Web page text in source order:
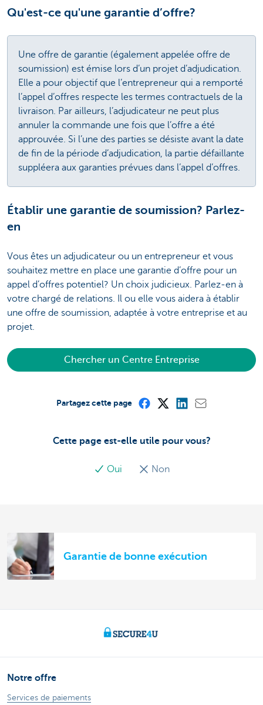
Qu'est-ce qu'une garantie d’offre?
Une offre de garantie (également appelée offre de
soumission) est émise lors d’un projet d’adjudication.
Elle a pour objectif que l’entrepreneur qui a remporté
l’appel d’offres respecte les termes contractuels de la
livraison. Par ailleurs, l’adjudicateur ne peut plus
annuler la commande une fois que l’offre a été
approuvée. Si l’une des parties se désiste avant la date
de fin de la période d’adjudication, la partie défaillante
suppléera aux garanties prévues dans l’appel d’offres.
Établir une garantie de soumission? Parlez-
en
Vous êtes un adjudicateur ou un entrepreneur et vous
souhaitez mettre en place une garantie d’offre pour un
appel d’offres potentiel? Un choix judicieux. Parlez-en à
votre chargé de relations. Il ou elle vous aidera à établir
une offre de soumission, adaptée à votre entreprise et au
projet.
Chercher un Centre Entreprise
Cette page est-elle utile pour vous?
Oui Non
Partagez cette page
Garantie de bonne exécution
Notre offre
Services de paiements